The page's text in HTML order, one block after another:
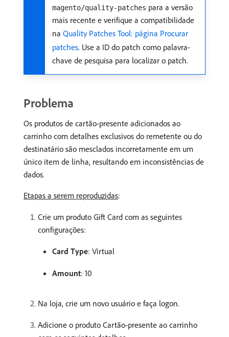
magento/quality-patches para a versão
mais recente e verifique a compatibilidade
na Quality Patches Tool: página Procurar
patches. Use a ID do patch como palavra-
chave de pesquisa para localizar o patch.
Problema
Os produtos de cartão-presente adicionados ao
carrinho com detalhes exclusivos do remetente ou do
destinatário são mesclados incorretamente em um
único item de linha, resultando em inconsistências de
dados.
Etapas a serem reproduzidas:
Crie um produto Gift Card com as seguintes
configurações:
Card Type: Virtual
Amount: 10
Na loja, crie um novo usuário e faça logon.
Adicione o produto Cartão-presente ao carrinho